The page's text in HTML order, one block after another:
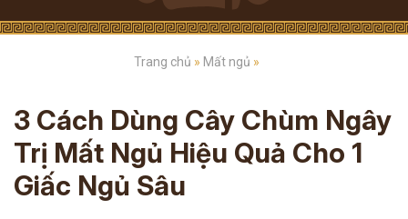
Trang chủ » Mất ngủ »
3 Cách Dùng Cây Chùm Ngây
Trị Mất Ngủ Hiệu Quả Cho 1
Giấc Ngủ Sâu